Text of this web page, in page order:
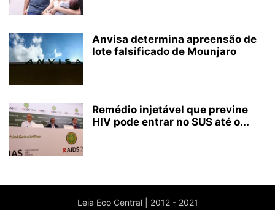
Anvisa determina apreensão de
lote falsificado de Mounjaro
Remédio injetável que previne
HIV pode entrar no SUS até o...
Leia Eco Central | 2012 - 2021